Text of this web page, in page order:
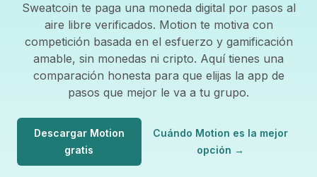
Sweatcoin te paga una moneda digital por pasos al
aire libre verificados. Motion te motiva con
competición basada en el esfuerzo y gamificación
amable, sin monedas ni cripto. Aquí tienes una
comparación honesta para que elijas la app de
pasos que mejor le va a tu grupo.
Descargar Motion
gratis
Cuándo Motion es la mejor
opción →